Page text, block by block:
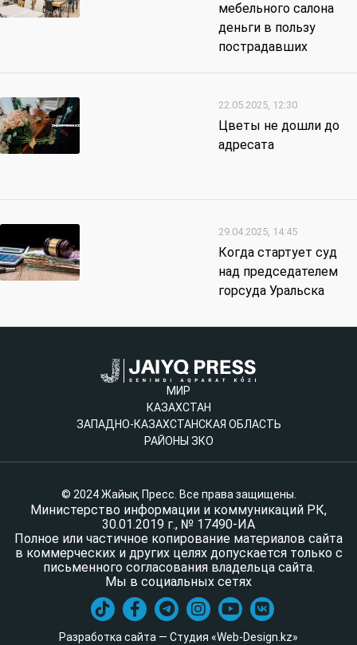
мебельного салона
деньги в пользу
пострадавших
22.05.2025, 12:30
Цветы не дошли до
адресата
29.04.2025, 14:45
Когда стартует суд
над председателем
горсуда Уральска
МИР
КАЗАХСТАН
ЗАПАДНО-КАЗАХСТАНСКАЯ ОБЛАСТЬ
РАЙОНЫ ЗКО
© 2024 Жайық Пресс. Все права защищены.
Министерство информации и коммуникаций РК,
30.01.2019 г., № 17490-ИА
Полное или частичное копирование материалов сайта
в коммерческих и других целях допускается только с
письменного согласования владельца сайта.
Мы в социальных сетях
Разработка сайта — Студия «Web-Design.kz»